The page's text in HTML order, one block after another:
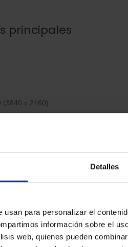
Detalles
usan para personalizar el
información sobre el
web, quienes pueden
principales
(3840 x 2160)
Web OS
con ecualizador y Dolby Audio
Cine, Música, Voz, Deportes,
con TV por Internet, Wi-Fi,